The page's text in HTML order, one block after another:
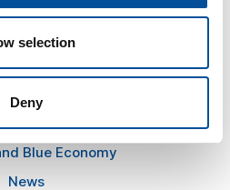
selection
Deny
Blue Economy
News